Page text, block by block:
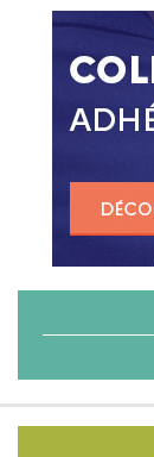
Pied